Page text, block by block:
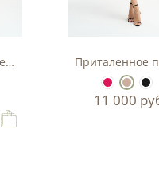
Приталенное
11 000